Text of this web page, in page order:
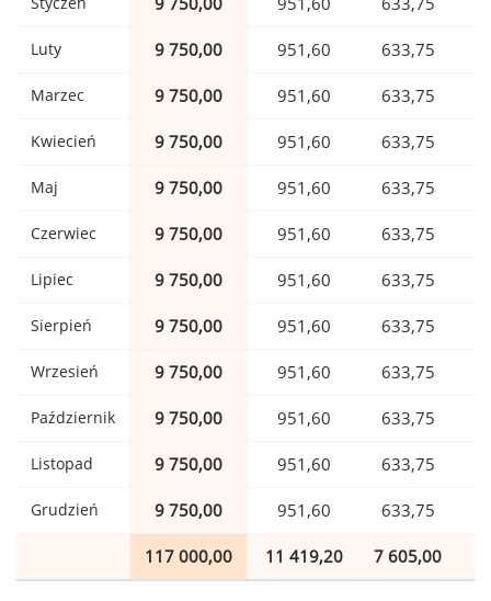
Luty 9 750,00 951,60 633,75
Marzec 9 750,00 951,60 633,75
Kwiecień 9 750,00 951,60 633,75
Maj 9 750,00 951,60 633,75
Czerwiec 9 750,00 951,60 633,75
Lipiec 9 750,00 951,60 633,75
Sierpień 9 750,00 951,60 633,75
Wrzesień 9 750,00 951,60 633,75
Październik 9 750,00 951,60 633,75
Listopad 9 750,00 951,60 633,75
Grudzień 9 750,00 951,60 633,75
117 000,00 11 419,20 7 605,00